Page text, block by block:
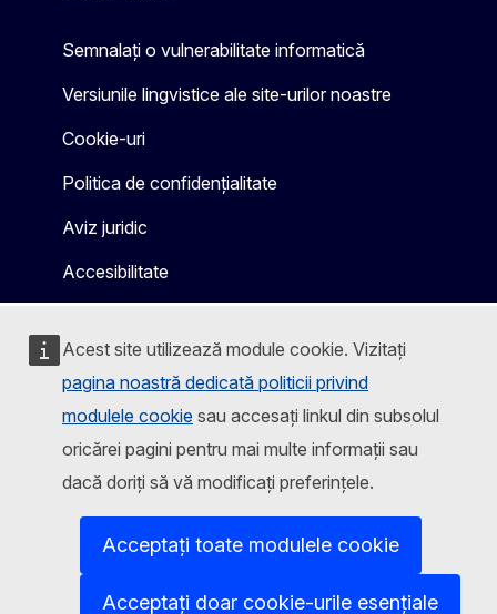
Acest site utilizează module cookie. Vizitați
pagina noastră dedicată politicii privind
modulele cookie sau accesați linkul din subsolul
oricărei pagini pentru mai multe informații sau
dacă doriți să vă modificați preferințele.
Acceptați toate modulele cookie
Acceptați doar cookie-urile esențiale
Semnalați o vulnerabilitate informatică
Versiunile lingvistice ale site-urilor noastre
Cookie-uri
Politica de confidențialitate
Aviz juridic
Accesibilitate